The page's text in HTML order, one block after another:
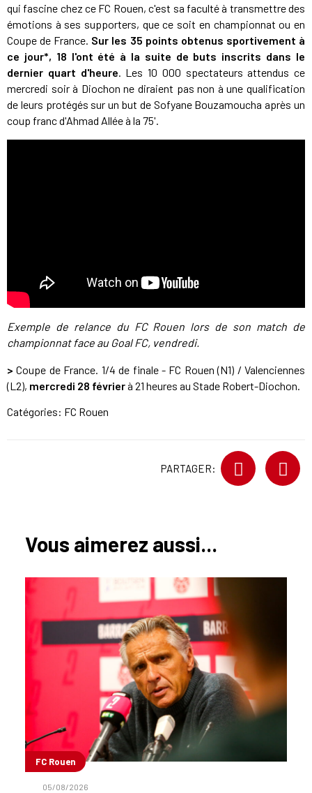
qui fascine chez ce FC Rouen, c'est sa faculté à transmettre des
émotions à ses supporters, que ce soit en championnat ou en
Coupe de France. Sur les 35 points obtenus sportivement à
ce jour*, 18 l'ont été à la suite de buts inscrits dans le
dernier quart d'heure . Les 10 000 spectateurs attendus ce
mercredi soir à Diochon ne diraient pas non à une qualification
de leurs protégés sur un but de Sofyane Bouzamoucha après un
coup franc d'Ahmad Allée à la 75'.
Exemple de relance du FC Rouen lors de son match de
championnat face au Goal FC, vendredi.
> Coupe de France. 1/4 de finale - FC Rouen (N1) / Valenciennes
(L2), mercredi 28 févrierà 21 heures au Stade Robert-Diochon.
Catégories: FC Rouen
PARTAGER:
Vous aimerez aussi...
FC Rouen
05/08/2026